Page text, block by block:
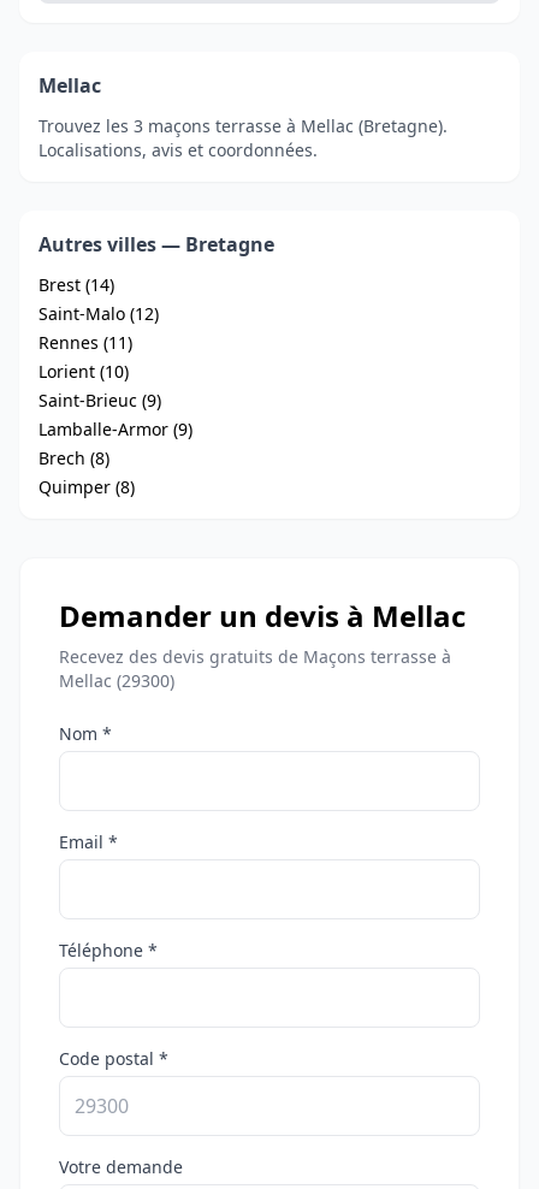
Mellac
Trouvez les 3 maçons terrasse à Mellac (Bretagne).
Localisations, avis et coordonnées.
Autres villes — Bretagne
Brest (14)
Saint-Malo (12)
Rennes (11)
Lorient (10)
Saint-Brieuc (9)
Lamballe-Armor (9)
Brech (8)
Quimper (8)
Demander un devis à Mellac
Recevez des devis gratuits de Maçons terrasse à
Mellac (29300)
Nom *
Email *
Téléphone *
Code postal *
Votre demande